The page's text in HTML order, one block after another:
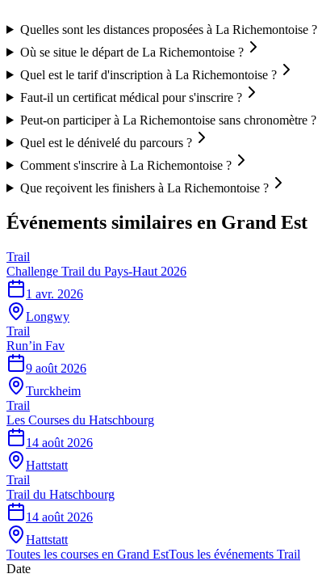
Quelles sont les distances proposées à La Richemontoise ?
Où se situe le départ de La Richemontoise ?
Quel est le tarif d'inscription à La Richemontoise ?
Faut-il un certificat médical pour s'inscrire ?
Peut-on participer à La Richemontoise sans chronomètre ?
Quel est le dénivelé du parcours ?
Comment s'inscrire à La Richemontoise ?
Que reçoivent les finishers à La Richemontoise ?
Événements similaires en Grand Est
Trail
Challenge Trail du Pays-Haut 2026
1 avr. 2026
Longwy
Trail
Run’in Fav
9 août 2026
Turckheim
Trail
Les Courses du Hatschbourg
14 août 2026
Hattstatt
Trail
Trail du Hatschbourg
14 août 2026
Hattstatt
Toutes les courses en Grand EstTous les événements Trail
Date